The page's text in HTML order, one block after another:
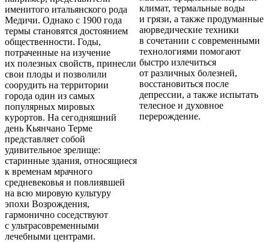
именитого итальянского рода
Медичи. Однако с 1900 года
термы становятся достоянием
общественности. Годы,
потраченные на изучение
их полезных свойств, принесли
свои плоды и позволили
соорудить на территории
города один из самых
популярных мировых
курортов. На сегодняшний
день Кьянчано Терме
представляет собой
удивительное зрелище:
старинные здания, относящиеся
к временам мрачного
средневековья и повлиявшей
на всю мировую культуру
эпохи Возрождения,
гармонично соседствуют
с ультрасовременными
лечебными центрами.
климат, термальные воды
и грязи, а также продуманные
аюрведические техники
в сочетании с современными
технологиями помогают
быстро излечиться
от различных болезней,
восстановиться после
депрессии, а также испытать
телесное и духовное
перерождение.